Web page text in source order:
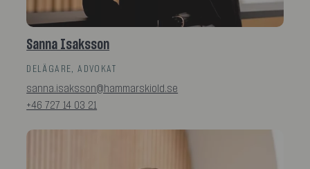
Sanna Isaksson
DELÄGARE, ADVOKAT
sanna.isaksson@hammarskiold.se
+46 727 14 03 21